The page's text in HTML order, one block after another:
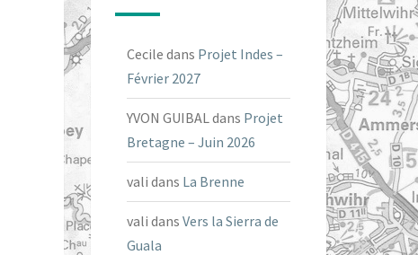
Cecile dans Projet Indes –
Février 2027
YVON GUIBALdans Projet
Bretagne – Juin 2026
vali dans La Brenne
vali dans Vers la Sierra de
Guala